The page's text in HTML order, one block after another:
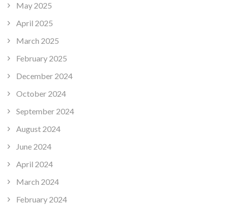
May 2025
April 2025
March 2025
February 2025
December 2024
October 2024
September 2024
August 2024
June 2024
April 2024
March 2024
February 2024